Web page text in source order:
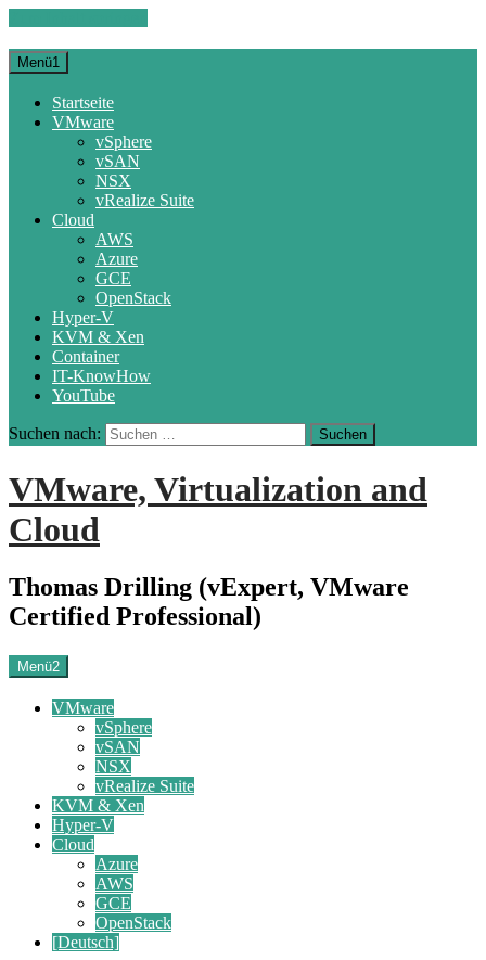
Menü1
Startseite
VMware
vSphere
vSAN
NSX
vRealize Suite
Cloud
AWS
Azure
GCE
OpenStack
Hyper-V
KVM & Xen
Container
IT-KnowHow
YouTube
Suchen nach:
VMware, Virtualization and
Cloud
Thomas Drilling (vExpert, VMware
Certified Professional)
Menü2
VMware
vSphere
vSAN
NSX
vRealize Suite
KVM & Xen
Hyper-V
Cloud
Azure
AWS
GCE
OpenStack
[Deutsch]